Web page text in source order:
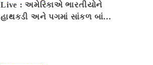
Live : અમેરિકાએ ભારતીયોને
હાથકડી અને પગમાં સાંકળ બાંધી,